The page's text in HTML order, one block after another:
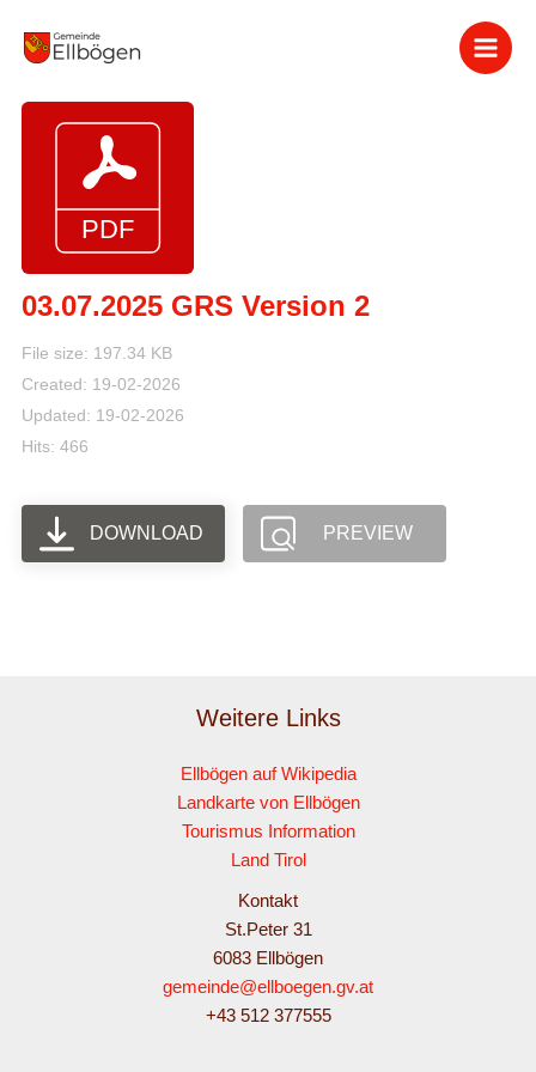
Inhalt
03.07.2025 GRS Version 2
File size: 197.34 KB
Created: 19-02-2026
Updated: 19-02-2026
Hits: 466
DOWNLOAD PREVIEW
Weitere Links
Ellbögen auf Wikipedia
Landkarte von Ellbögen
Tourismus Information
Land Tirol
Kontakt
St.Peter 31
6083 Ellbögen
gemeinde@ellboegen.gv.at
+43 512 377555